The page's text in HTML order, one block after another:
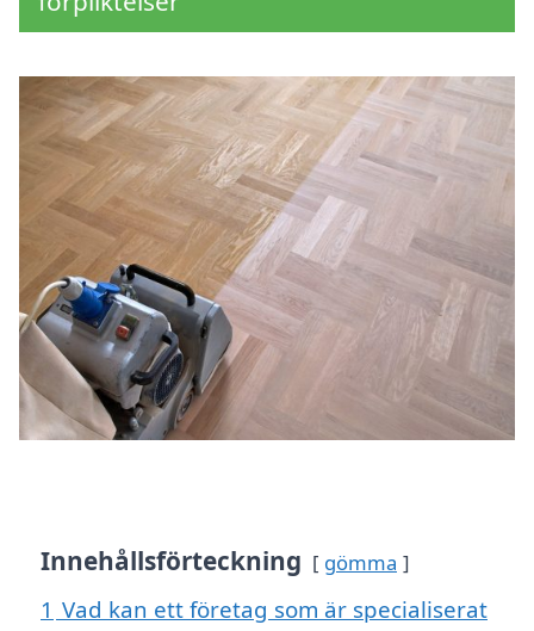
Innehållsförteckning gömma
1 Vad kan ett företag som är specialiserat